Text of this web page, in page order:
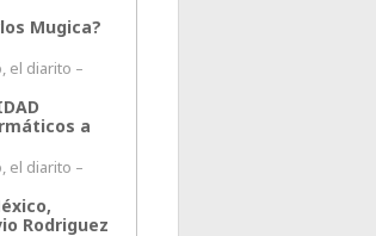
Mugica?
el diarito –
a
el diarito –
Rodriguez